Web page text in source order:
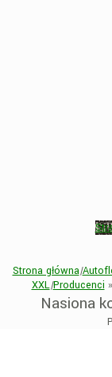
Strona główna|
XXL|Producenci »
Nasiona